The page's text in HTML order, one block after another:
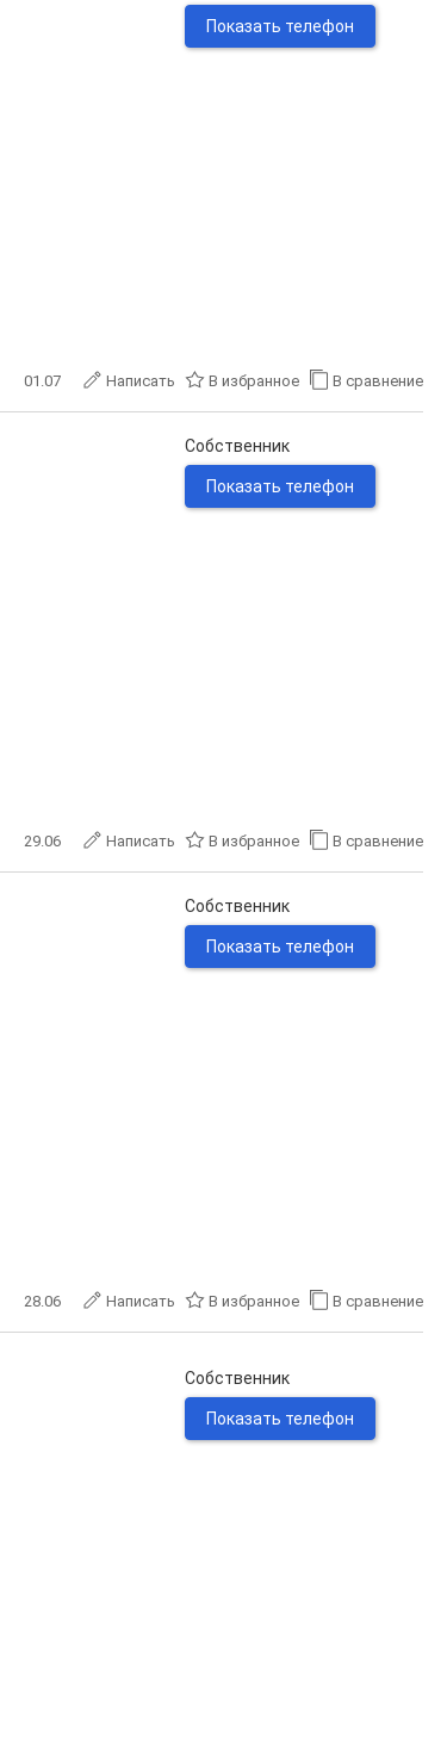
Показать телефон
01.07 Написать В избранное В сравнение
Собственник
Показать телефон
29.06 Написать В избранное В сравнение
Собственник
Показать телефон
28.06 Написать В избранное В сравнение
Собственник
Показать телефон